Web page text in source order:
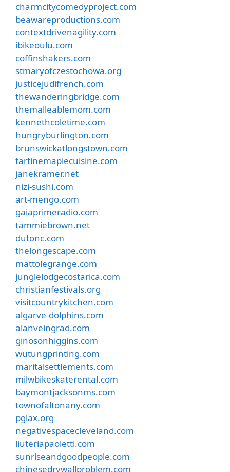
charmcitycomedyproject.com
beawareproductions.com
contextdrivenagility.com
ibikeoulu.com
coffinshakers.com
stmaryofczestochowa.org
justicejudifrench.com
thewanderingbridge.com
themalleablemom.com
kennethcoletime.com
hungryburlington.com
brunswickatlongstown.com
tartinemaplecuisine.com
janekramer.net
nizi-sushi.com
art-mengo.com
gaiaprimeradio.com
tammiebrown.net
dutonc.com
thelongescape.com
mattolegrange.com
junglelodgecostarica.com
christianfestivals.org
visitcountrykitchen.com
algarve-dolphins.com
alanveingrad.com
ginosonhiggins.com
wutungprinting.com
maritalsettlements.com
milwbikeskaterental.com
baymontjacksonms.com
townofaltonany.com
pglax.org
negativespacecleveland.com
liuteriapaoletti.com
sunriseandgoodpeople.com
chinesedrywallproblem.com